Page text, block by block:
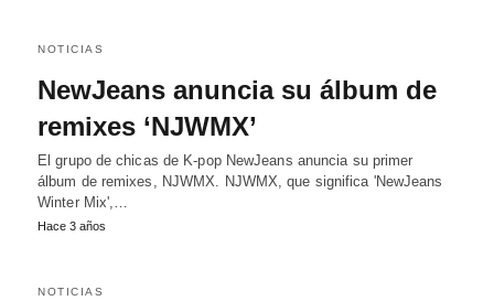
NOTICIAS
NewJeans anuncia su álbum de
remixes ‘NJWMX’
El grupo de chicas de K-pop NewJeans anuncia su primer
álbum de remixes, NJWMX. NJWMX, que significa 'NewJeans
Winter Mix',…
Hace 3 años
NOTICIAS